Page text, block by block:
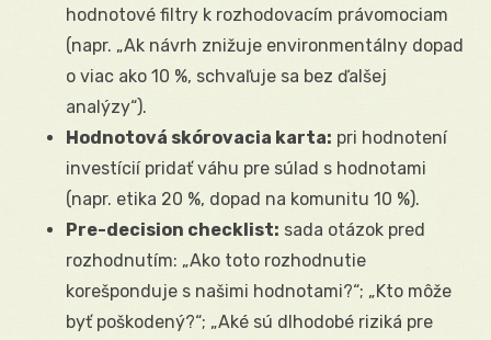
hodnotové filtry k rozhodovacím právomociam
(napr. „Ak návrh znižuje environmentálny dopad
o viac ako 10 %, schvaľuje sa bez ďalšej
analýzy“).
Hodnotová skórovacia karta: pri hodnotení
investícií pridať váhu pre súlad s hodnotami
(napr. etika 20 %, dopad na komunitu 10 %).
Pre-decision checklist: sada otázok pred
rozhodnutím: „Ako toto rozhodnutie
korešponduje s našimi hodnotami?“; „Kto môže
byť poškodený?“; „Aké sú dlhodobé riziká pre